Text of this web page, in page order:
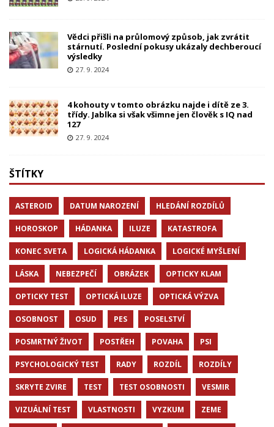
Vědci přišli na průlomový způsob, jak zvrátit
stárnutí. Poslední pokusy ukázaly dechberoucí
výsledky
27. 9. 2024
4 kohouty v tomto obrázku najde i dítě ze 3.
třídy. Jablka si však všimne jen člověk s IQ nad
127
27. 9. 2024
ŠTÍTKY
ASTEROID DATUM NAROZENÍ HLEDÁNÍ ROZDÍLŮ
HOROSKOP HÁDANKA ILUZE KATASTROFA
KONEC SVETA LOGICKÁ HÁDANKA LOGICKÉ MYŠLENÍ
LÁSKA NEBEZPEČÍ OBRÁZEK OPTICKY KLAM
OPTICKY TEST OPTICKÁ ILUZE OPTICKÁ VÝZVA
OSOBNOST OSUD PES POSELSTVÍ
POSMRTNÝ ŽIVOT POSTŘEH POVAHA PSI
PSYCHOLOGICKÝ TEST RADY ROZDÍL ROZDÍLY
SKRYTE ZVIRE TEST TEST OSOBNOSTI VESMIR
VIZUÁLNÍ TEST VLASTNOSTI VYZKUM ZEME